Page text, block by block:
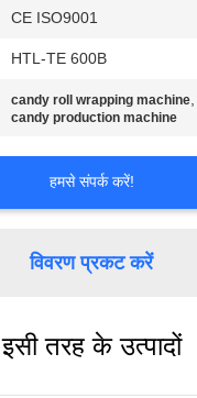
CE ISO9001
HTL-TE 600B
candy roll wrapping machine,
candy production machine
हमसे संपर्क करें!
विवरण प्रकट करें
इसी तरह के उत्पादों